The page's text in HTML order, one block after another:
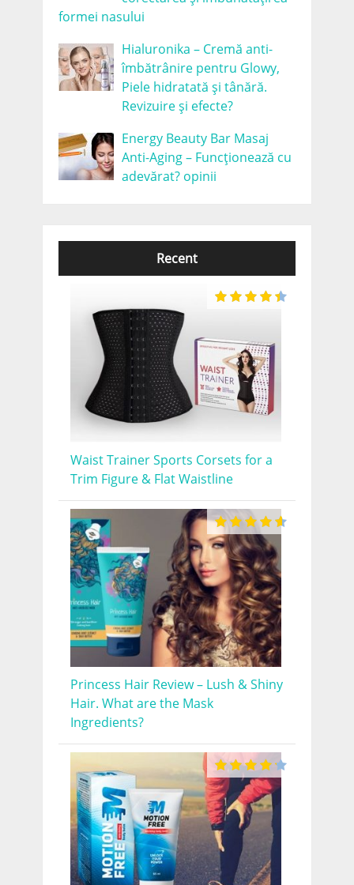
formei nasului
Hialuronika – Cremă anti-
îmbătrânire pentru Glowy,
Piele hidratată și tânără.
Revizuire și efecte?
Energy Beauty Bar Masaj
Anti-Aging – Funcționează cu
adevărat? opinii
Recent
Waist Trainer Sports Corsets for a
Trim Figure & Flat Waistline
Princess Hair Review – Lush & Shiny
Hair. What are the Mask
Ingredients?